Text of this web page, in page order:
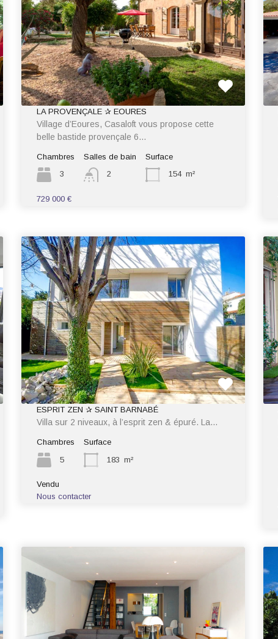
LA PROVENÇALE ✰ EOURES
Village d’Eoures, Casaloft vous propose cette
belle bastide provençale 6…
Chambres
3
Salles de bain
2
Surface
154 m²
729 000 €
ESPRIT ZEN ✰ SAINT BARNABÉ
Villa sur 2 niveaux, à l’esprit zen & épuré. La…
Chambres
5
Surface
183 m²
Vendu
Nous contacter